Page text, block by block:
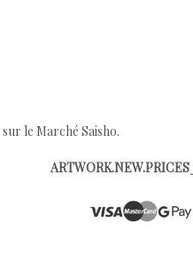
le Marché Saisho.